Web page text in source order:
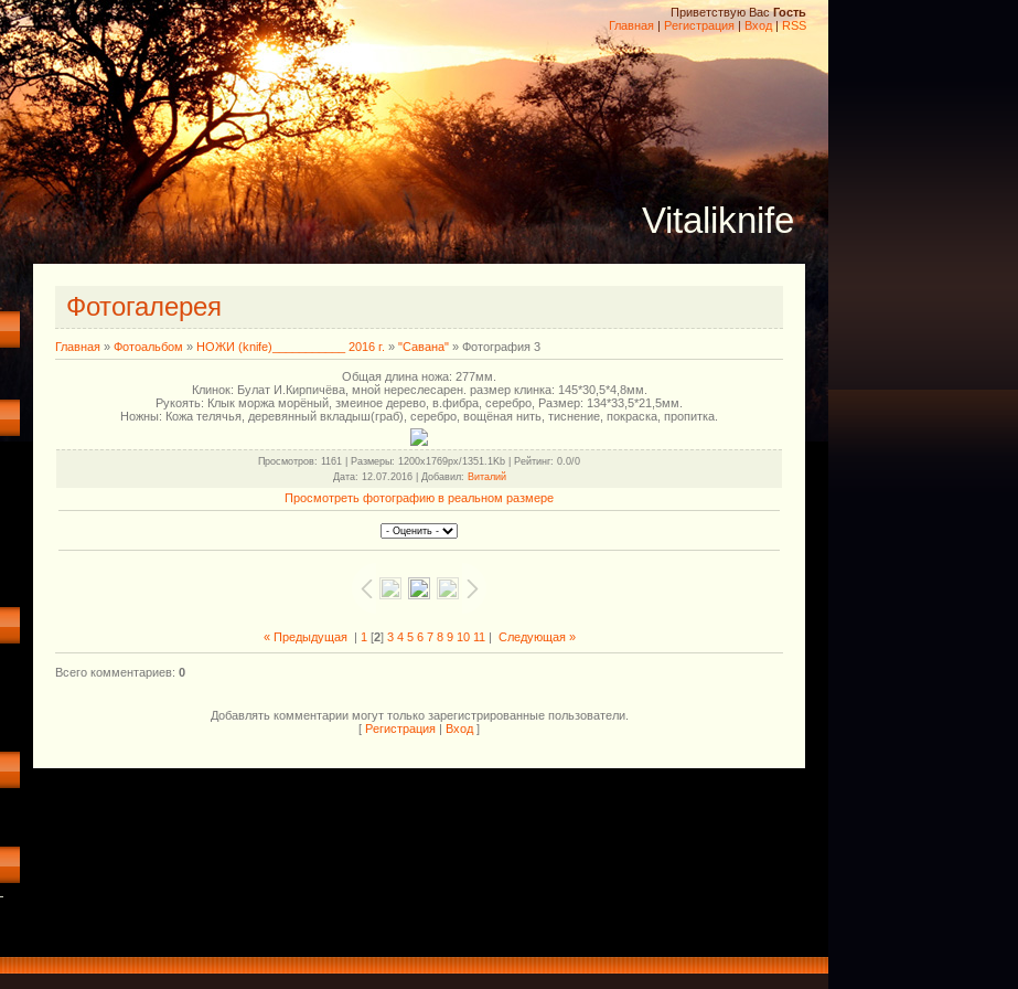
Приветствую Вас Гость
Главная | Регистрация | Вход|RSS
Vitaliknife
Фотогалерея
Главная » Фотоальбом » НОЖИ (knife)___________ 2016 г. » "Савана" » Фотография 3
Общая длина ножа: 277мм.
Клинок: Булат И.Кирпичёва, мной нереслесарен. размер клинка: 145*30,5*4,8мм.
Рукоять: Клык моржа морёный, змеиное дерево, в.фибра, серебро, Размер: 134*33,5*21,5мм.
Ножны: Кожа телячья, деревянный вкладыш(граб), серебро, вощёная нить, тиснение, покраска, пропитка.
Просмотров: 1161 | Размеры: 1200x1769px/1351.1Kb | Рейтинг: 0.0/0
Дата: 12.07.2016 | Добавил: Виталий
Просмотреть фотографию в реальном размере
« Предыдущая| 1 [2] 3 4 5 6 7 8 9 10 11 | Следующая »
Всего комментариев: 0
Добавлять комментарии могут только зарегистрированные пользователи.
[ Регистрация Вход ]